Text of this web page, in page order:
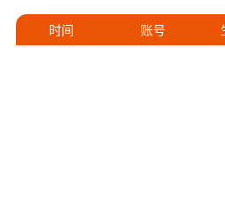
时间 账号